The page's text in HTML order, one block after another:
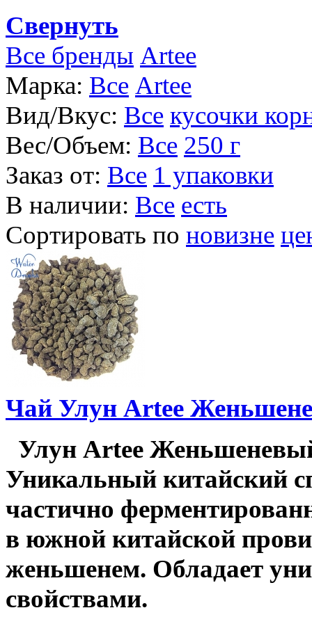
Свернуть
Все бренды Artee
Марка: Все Artee
Вид/Вкус: Все кусочки
Вес/Объем: Все 250 г
Заказ от: Все 1 упаковки
В наличии: Все есть
Сортировать по новизне
Чай Улун Artee
Улун Artee
Уникальный китайский
частично
в южной китайской
женьшенем. Обладает
свойствами.